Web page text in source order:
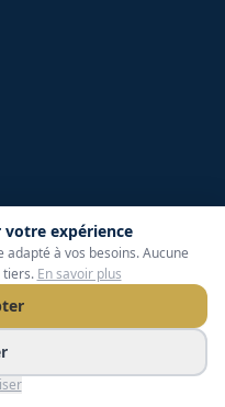
votre expérience
à vos besoins. Aucune
tiers. En savoir plus